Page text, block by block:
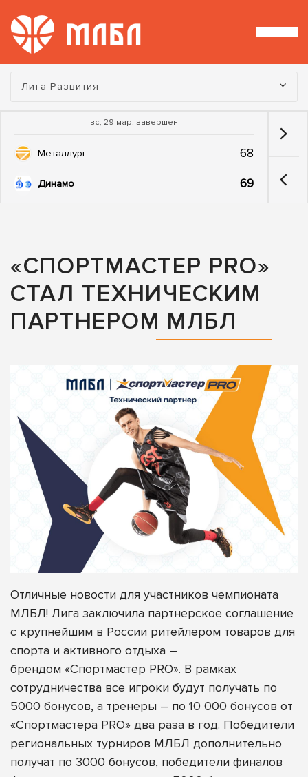
Турнир:
Лига Развития
вс, 29 мар. завершен
Металлург 68
Динамо 69
«СПОРТМАСТЕР PRO»
СТАЛ ТЕХНИЧЕСКИМ
ПАРТНЕРОМ МЛБЛ
Отличные новости для участников чемпионата
МЛБЛ! Лига заключила партнерское соглашение
с крупнейшим в России ритейлером товаров для
спорта и активного отдыха –
брендом «Спортмастер PRO». В рамках
сотрудничества все игроки будут получать по
5000 бонусов, а тренеры – по 10 000 бонусов от
«Спортмастера PRO» два раза в год. Победители
региональных турниров МЛБЛ дополнительно
получат по 3000 бонусов, победители финалов